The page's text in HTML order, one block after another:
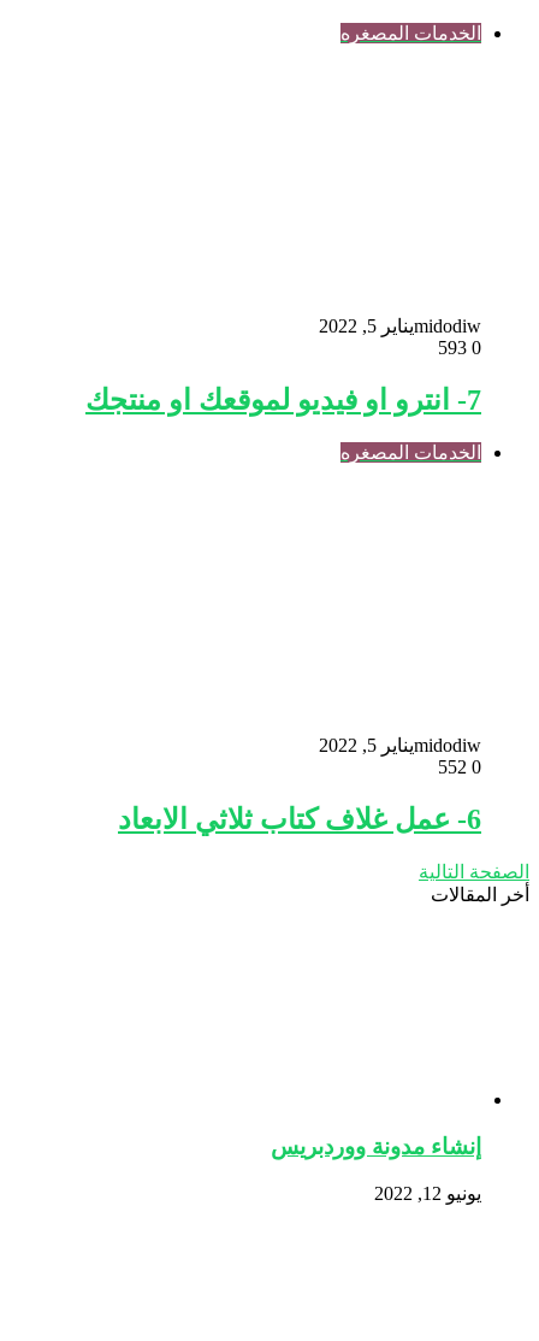
الخدمات المصغره
midodiwيناير 5, 2022
0
7- انترو او فيديو لموقعك او منتجك
الخدمات المصغره
midodiwيناير 5, 2022
0
6- عمل غلاف كتاب ثلاثي الابعاد
الصفحة التالية
أخر المقالات
إنشاء مدونة ووردبريس
يونيو 12, 2022